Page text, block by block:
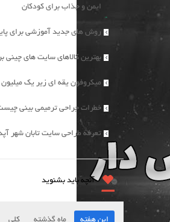
ایمن و جذاب برای کودکان
روش های جدید آموزشی برای
بهترین کالاهای سایت های چینی
میکروفون یقه ای زیر یک میلیون
خطرات جراحی ترمیمی بینی
تعرفه طراحی سایت تابان شهر
آنچه باید بشنوید
این هفته ماه گذشته کلی